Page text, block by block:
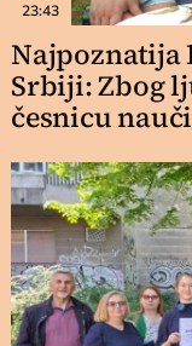
23:43
Najpoznatija
Srbiji: Zbog
česnicu